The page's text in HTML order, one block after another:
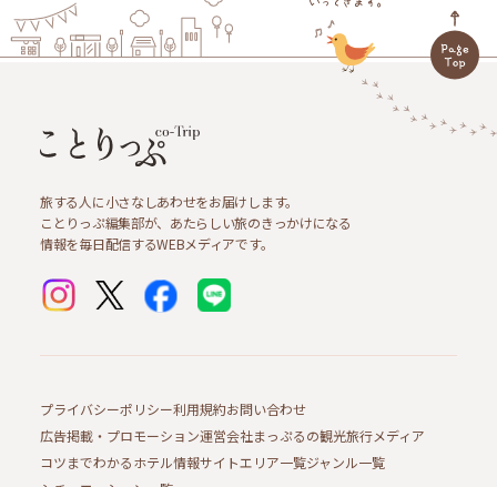
旅する人に小さなしあわせをお届けします。
ことりっぷ編集部が、あたらしい旅のきっかけになる
情報を毎日配信するWEBメディアです。
プライバシーポリシー利用規約お問い合わせ
広告掲載・プロモーション運営会社まっぷるの観光旅行メディア
コツまでわかるホテル情報サイトエリア一覧ジャンル一覧